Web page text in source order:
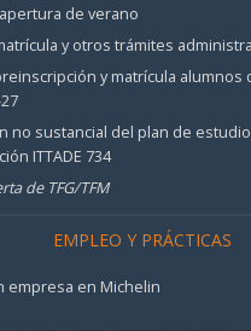
de verano
y otros trámites
y matrícula alumnos
no sustancial del plan de
ITTADE 734
de TFG/TFM
EMPLEO Y PRÁCTICAS
empresa en Michelin